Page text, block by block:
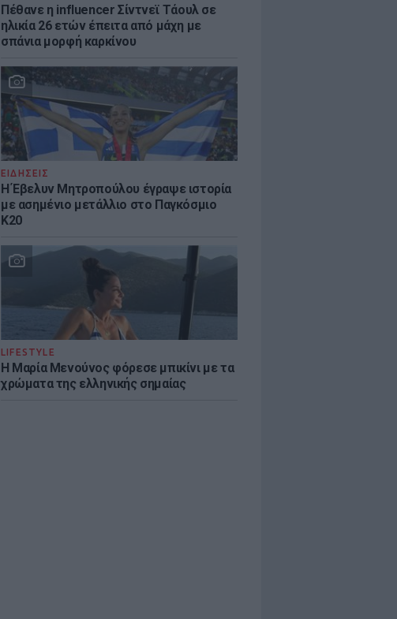
Πέθανε η influencer Σίντνεϊ Τάουλ σε
ηλικία 26 ετών έπειτα από μάχη με
σπάνια μορφή καρκίνου
ΕΙΔΗΣΕΙΣ
Η Έβελυν Μητροπούλου έγραψε ιστορία
με ασημένιο μετάλλιο στο Παγκόσμιο
Κ20
LIFESTYLE
Η Μαρία Μενούνος φόρεσε μπικίνι με τα
χρώματα της ελληνικής σημαίας